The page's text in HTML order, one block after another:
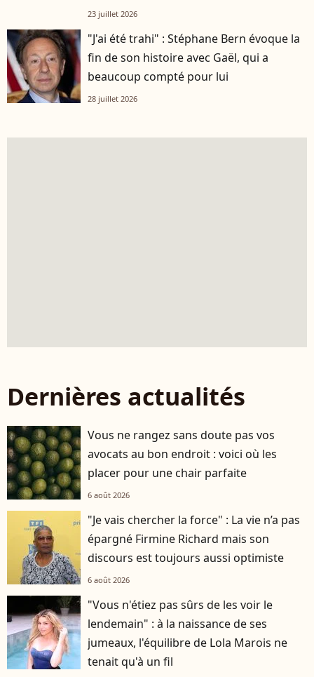
23 juillet 2026
"J'ai été trahi" : Stéphane Bern évoque la
fin de son histoire avec Gaël, qui a
beaucoup compté pour lui
28 juillet 2026
Dernières actualités
Vous ne rangez sans doute pas vos
avocats au bon endroit : voici où les
placer pour une chair parfaite
6 août 2026
"Je vais chercher la force" : La vie n’a pas
épargné Firmine Richard mais son
discours est toujours aussi optimiste
6 août 2026
"Vous n'étiez pas sûrs de les voir le
lendemain" : à la naissance de ses
jumeaux, l'équilibre de Lola Marois ne
tenait qu'à un fil